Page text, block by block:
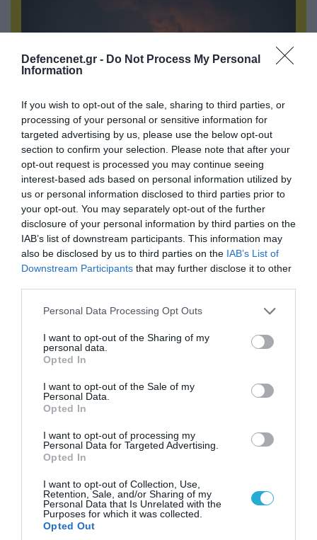
Defencenet.gr - Do Not Process My Personal
Information
If you wish to opt-out of the sale, sharing to third parties, or
processing of your personal or sensitive information for
targeted advertising by us, please use the below opt-out
section to confirm your selection. Please note that after your
opt-out request is processed you may continue seeing
interest-based ads based on personal information utilized by
us or personal information disclosed to third parties prior to
your opt-out. You may separately opt-out of the further
disclosure of your personal information by third parties on the
IAB’s list of downstream participants. This information may
also be disclosed by us to third parties on the IAB’s List of
Downstream Participants that may further disclose it to other
Please note that this website/app uses one or more Google
not limited to your visit or usage behaviour. You may click to
grant or deny consent to Google and its third-party tags to
use your data for below specified purposes in below Google
consent section.
Personal Data Processing Opt Outs
I want to opt-out of the Sharing of my
personal data.
Opted In
I want to opt-out of the Sale of my
Personal Data.
Opted In
I want to opt-out of processing my
Personal Data for Targeted Advertising.
Opted In
I want to opt-out of Collection, Use,
Retention, Sale, and/or Sharing of my
Personal Data that Is Unrelated with the
Purposes for which it was collected.
Opted Out
08.08.2026 | 14:02
«Φώτισε» το Κίεβο μετά από χτύπημα με
υπερηχητικό 3M22 Zircon: Σοκαρισμένος
Ουκρανός κατέγραψε τη στιγμή (βίντεο)
«Η απόλυτη τραγωδία»: Η «αιχμηρή» ανάρτηση
του Αρκά για τα τατουάζ (φωτο)